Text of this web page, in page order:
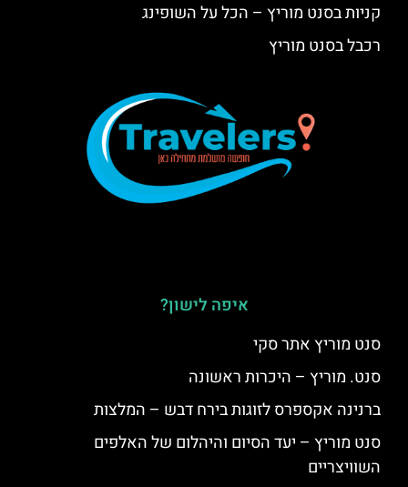
קניות בסנט מוריץ – הכל על השופינג
רכבל בסנט מוריץ
איפה לישון?
סנט מוריץ אתר סקי
סנט. מוריץ – היכרות ראשונה
ברנינה אקספרס לזוגות בירח דבש – המלצות
סנט מוריץ – יעד הסיום והיהלום של האלפים
השוויצריים